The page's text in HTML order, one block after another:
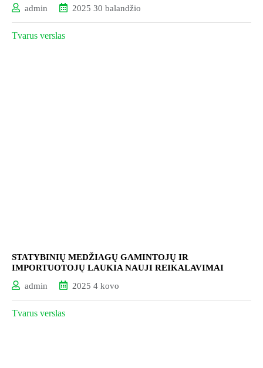
admin
2025 30 balandžio
Tvarus verslas
STATYBINIŲ MEDŽIAGŲ GAMINTOJŲ IR
IMPORTUOTOJŲ LAUKIA NAUJI REIKALAVIMAI
admin
2025 4 kovo
Tvarus verslas